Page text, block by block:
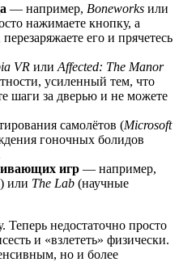
— например, Boneworks или
нажимаете кнопку, а
его и прячетесь
VR или Affected: The Manor
усиленный тем, что
шаги за дверью и не можете
самолётов (Microsoft
гоночных болидов
игр — например,
или The Lab (научные
недостаточно просто
и «взлететь» физически.
но и более